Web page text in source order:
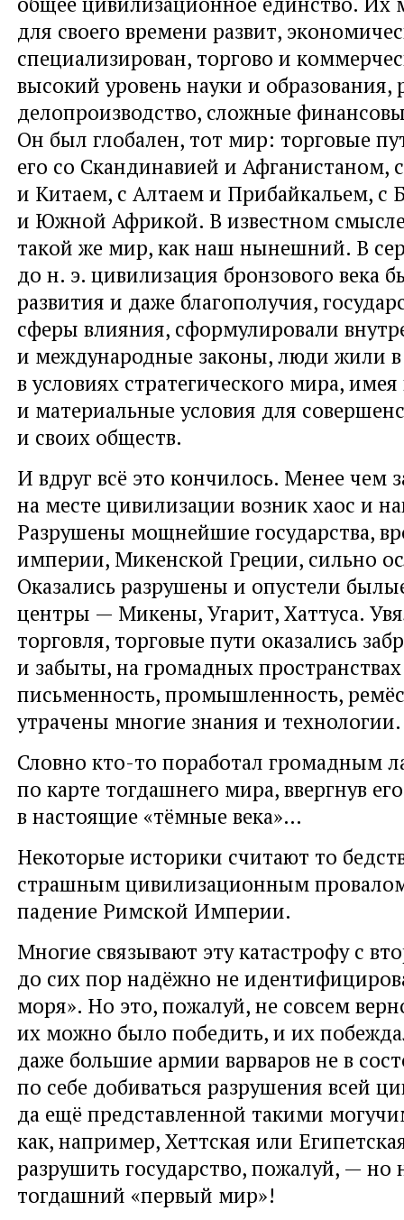
для своего времени развит,
специализирован, торгово и
высокий уровень науки и образования,
делопроизводство, сложные
Он был глобален, тот мир: торговые
его со Скандинавией и Афганистаном,
и Китаем, с Алтаем и Прибайкальем, с
и Южной Африкой. В известном
такой же мир, как наш нынешний. В
до н. э. цивилизация бронзового века
развития и даже благополучия,
сферы влияния, сформулировали
и международные законы, люди жили
в условиях стратегического мира,
и материальные условия для
и своих обществ.
И вдруг всё это кончилось. Менее чем
на месте цивилизации возник хаос и
Разрушены мощнейшие государства,
империи, Микенской Греции, сильно
Оказались разрушены и опустели
центры — Микены, Угарит, Хаттуса.
торговля, торговые пути оказались
и забыты, на громадных пространствах
письменность, промышленность,
утрачены многие знания и технологии.
Словно кто-то поработал громадным
по карте тогдашнего мира, ввергнув
в настоящие «тёмные века»…
Некоторые историки считают то
страшным цивилизационным
падение Римской Империи.
Многие связывают эту катастрофу с
до сих пор надёжно не
моря». Но это, пожалуй, не совсем
их можно было победить, и их
даже большие армии варваров не в
по себе добиваться разрушения всей
да ещё представленной такими
как, например, Хеттская или
разрушить государство, пожалуй, — но
тогдашний «первый мир»!